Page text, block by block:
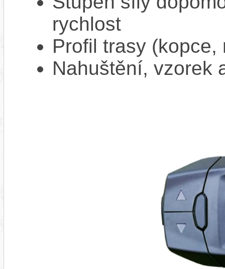
rychlost
Profil trasy
Nahuštění, vzorek